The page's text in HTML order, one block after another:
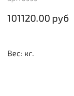
101120.00 руб
Вес: кг.